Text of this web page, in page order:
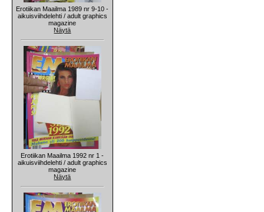
Erotiikan Maailma 1989 nr 9-10 -
aikuisviihdelehti / adult graphics
magazine
Näytä
Erotiikan Maailma 1992 nr 1 -
aikuisviihdelehti / adult graphics
magazine
Näytä